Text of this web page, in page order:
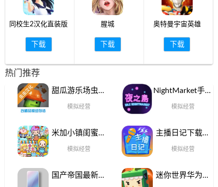
同校生2汉化直装版
下载
腥城
下载
奥特曼宇宙英雄
下载
热门推荐
甜瓜游乐场虫虫
模拟经营
NightMarket手机
模拟经营
米加小镇闺蜜家
模拟经营
主播日记下载安
模拟经营
国产帝国最新版
迷你世界华为应